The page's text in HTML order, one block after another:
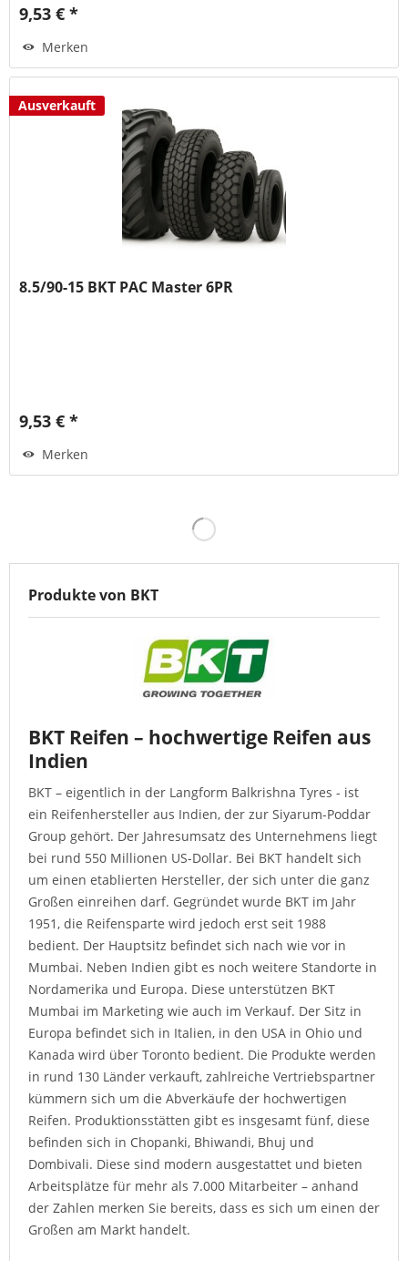
9,53 € *
Merken
Ausverkauft
8.5/90-15 BKT PAC Master 6PR
9,53 € *
Merken
Produkte von BKT
BKT Reifen – hochwertige Reifen aus
Indien
BKT – eigentlich in der Langform Balkrishna Tyres - ist
ein Reifenhersteller aus Indien, der zur Siyarum-Poddar
Group gehört. Der Jahresumsatz des Unternehmens liegt
bei rund 550 Millionen US-Dollar. Bei BKT handelt sich
um einen etablierten Hersteller, der sich unter die ganz
Großen einreihen darf. Gegründet wurde BKT im Jahr
1951, die Reifensparte wird jedoch erst seit 1988
bedient. Der Hauptsitz befindet sich nach wie vor in
Mumbai. Neben Indien gibt es noch weitere Standorte in
Nordamerika und Europa. Diese unterstützen BKT
Mumbai im Marketing wie auch im Verkauf. Der Sitz in
Europa befindet sich in Italien, in den USA in Ohio und
Kanada wird über Toronto bedient. Die Produkte werden
in rund 130 Länder verkauft, zahlreiche Vertriebspartner
kümmern sich um die Abverkäufe der hochwertigen
Reifen. Produktionsstätten gibt es insgesamt fünf, diese
befinden sich in Chopanki, Bhiwandi, Bhuj und
Dombivali. Diese sind modern ausgestattet und bieten
Arbeitsplätze für mehr als 7.000 Mitarbeiter – anhand
der Zahlen merken Sie bereits, dass es sich um einen der
Großen am Markt handelt.